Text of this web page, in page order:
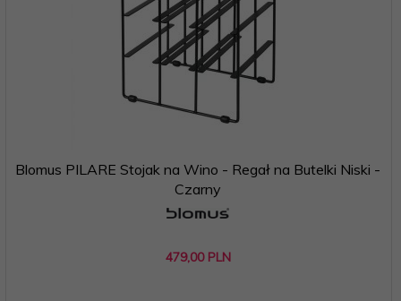
Blomus PILARE Stojak na Wino - Regał na Butelki Niski -
Czarny
479,00 PLN